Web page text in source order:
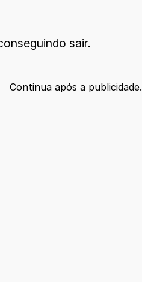
sair.
Continua após a publicidade.